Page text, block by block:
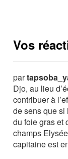
Vos
par
Djo, au lieu
contribuer à
de sens que si
du foie gras et
champs
capitaine est